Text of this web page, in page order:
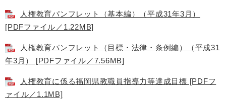
人権教育パンフレット（基本編）（平成31年3月）
[PDFファイル／1.22MB]
人権教育パンフレット（目標・法律・条例編）（平成31
年3月） [PDFファイル／7.56MB]
人権教育に係る福岡県教職員指導力等達成目標 [PDFフ
ァイル／1.1MB]